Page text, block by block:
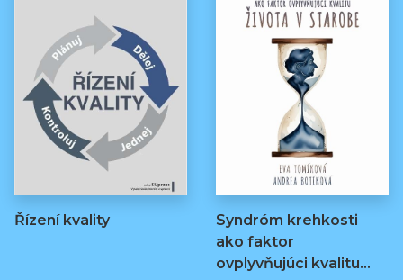
Řízení kvality
Syndróm krehkosti
ako faktor
ovplyvňujúci kvalitu…